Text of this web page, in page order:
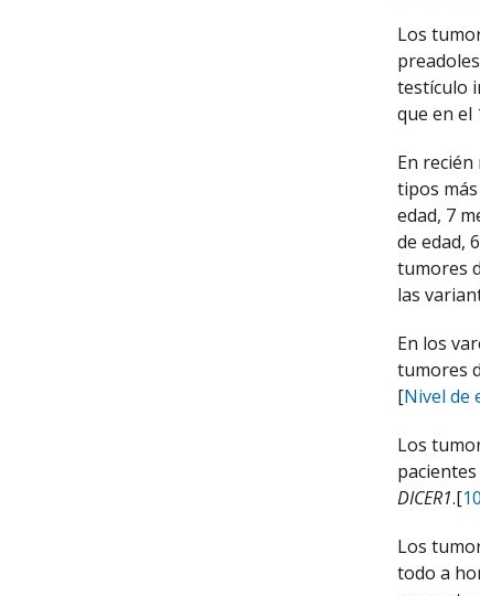
Los
testículo
que en el
En
tipos
edad, 7
de edad,
tumores
las
En los
tumores
[Nivel de
Los
DICER1.[10
Los
todo a